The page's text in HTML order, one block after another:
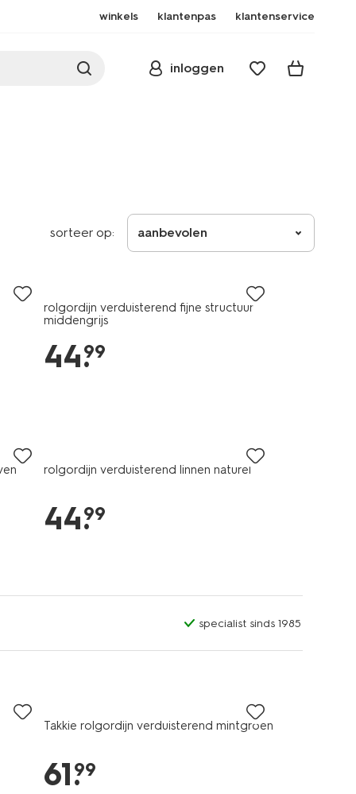
winkels klantenpas klantenservice
inloggen
sorteer op: aanbevolen
rolgordijn verduisterend fijne structuur
middengrijs
44.
99
rolgordijn verduisterend linnen naturel
44.
99
specialist sinds 1985
Takkie rolgordijn verduisterend mintgroen
61.
99